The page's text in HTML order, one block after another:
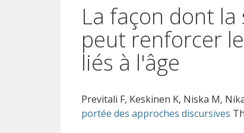
La façon dont
peut renforcer
liés à l'âge
Previtali F, Keskinen K, Niska M,
portée des approches discursives